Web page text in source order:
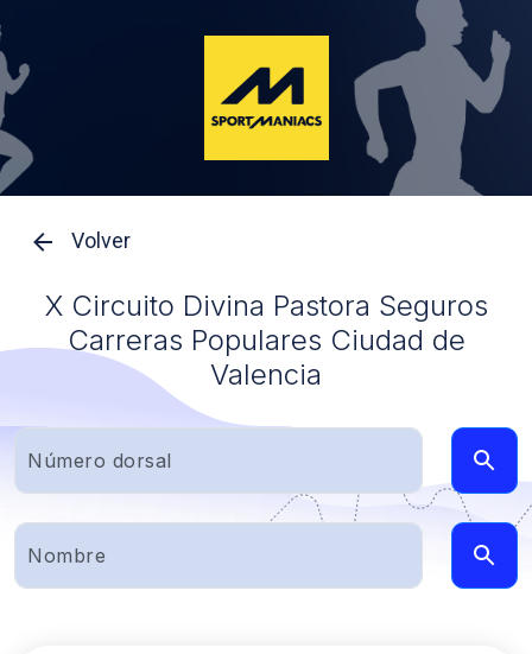
Volver
X Circuito Divina Pastora Seguros
Carreras Populares Ciudad de
Valencia